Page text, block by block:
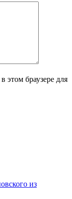
этом браузере для
из